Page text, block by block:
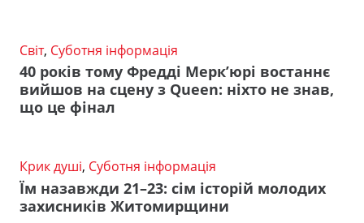
Світ, Суботня інформація
40 років тому Фредді Мерк’юрі востаннє
вийшов на сцену з Queen: ніхто не знав,
що це фінал
Крик душі, Суботня інформація
Їм назавжди 21–23: сім історій молодих
захисників Житомирщини